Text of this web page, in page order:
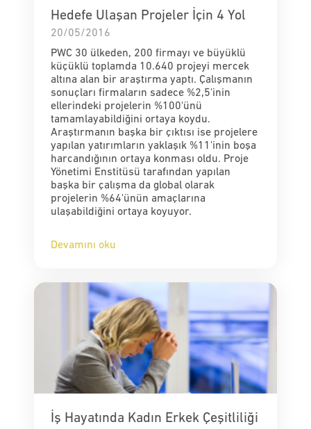
Hedefe Ulaşan Projeler İçin 4 Yol
20/05/2016
PWC 30 ülkeden, 200 firmayı ve büyüklü
küçüklü toplamda 10.640 projeyi mercek
altına alan bir araştırma yaptı. Çalışmanın
sonuçları firmaların sadece %2,5'inin
ellerindeki projelerin %100'ünü
tamamlayabildiğini ortaya koydu.
Araştırmanın başka bir çıktısı ise projelere
yapılan yatırımların yaklaşık %11'inin boşa
harcandığının ortaya konması oldu. Proje
Yönetimi Enstitüsü tarafından yapılan
başka bir çalışma da global olarak
projelerin %64'ünün amaçlarına
ulaşabildiğini ortaya koyuyor.
Devamını oku
İş Hayatında Kadın Erkek Çeşitliliği